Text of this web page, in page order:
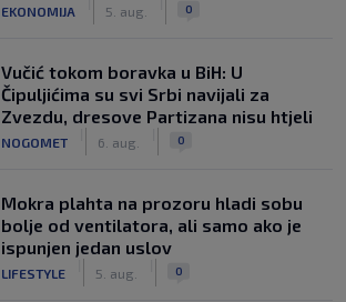
EKONOMIJA 5. aug. 0
Vučić tokom boravka u BiH: U
Čipuljićima su svi Srbi navijali za
Zvezdu, dresove Partizana nisu htjeli
NOGOMET 6. aug. 0
Mokra plahta na prozoru hladi sobu
bolje od ventilatora, ali samo ako je
ispunjen jedan uslov
LIFESTYLE 5. aug. 0